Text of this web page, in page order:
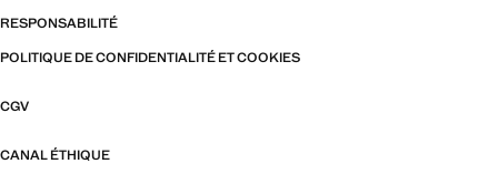
RESPONSABILITÉ
POLITIQUE DE CONFIDENTIALITÉ ET COOKIES
CGV
CANAL ÉTHIQUE